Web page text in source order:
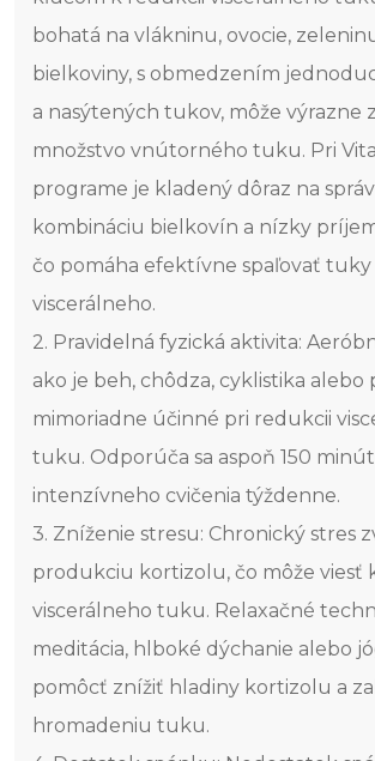
bohatá na vlákninu, ovocie,
bielkoviny, s obmedzením
a nasýtených tukov, môže výrazne
množstvo vnútorného tuku. Pri
programe je kladený dôraz na
kombináciu bielkovín a nízky
čo pomáha efektívne spaľovať tuky
viscerálneho.
2. Pravidelná fyzická aktivita:
ako je beh, chôdza, cyklistika alebo
mimoriadne účinné pri redukcii
tuku. Odporúča sa aspoň 150
intenzívneho cvičenia týždenne.
3. Zníženie stresu: Chronický stres
produkciu kortizolu, čo môže viesť
viscerálneho tuku. Relaxačné
meditácia, hlboké dýchanie alebo
pomôcť znížiť hladiny kortizolu a
hromadeniu tuku.